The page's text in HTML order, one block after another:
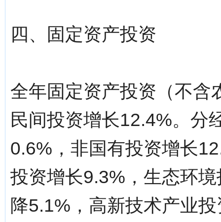
四、固定资产投资
全年固定资产投资（不含
民间投资增长12.4%。分
0.6%，非国有投资增长
投资增长9.3%，生态环
降5.1%，高新技术产业